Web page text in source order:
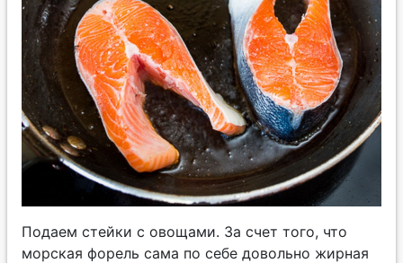
Подаем стейки с овощами. За счет того, что
морская форель сама по себе довольно жирная